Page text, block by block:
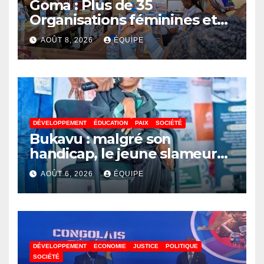
Goma : Plus de 35
Organisations féminines et
associations des jeunes
réunies pour parler paix
AOÛT 8, 2026 ÉQUIPE
DÉVELOPPEMENT ÉDUCATION PAIX SOCIÉTÉ
Bukavu : malgré son
handicap, le jeune slameur
Akonkwa Kenyata Bernard
lance un appel à la solidarité
pour poursuivre ses études
AOÛT 6, 2026 ÉQUIPE
DÉVELOPPEMENT ECONOMIE JUSTICE
POLITIQUE
SOCIÉTÉ